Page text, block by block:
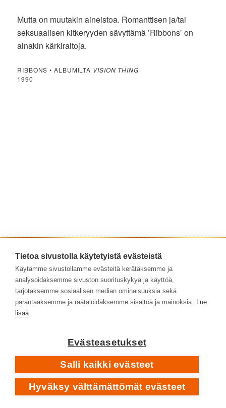
Mutta on muutakin aineistoa. Romanttisen ja/tai
seksuaalisen kitkeryyden sävyttämä ’Ribbons’ on
ainakin kärkiraitoja.
RIBBONS • ALBUMILTA VISION THING
1990
MyösVision Thingille
Eldritch haki sävellys- ja
tuotantoapua Jim Steinmanilta, nyt vain yhdelle
biisille. ’More’-eepoksesta tulikin sitten albumin
suosituin ja muistetuin raita. Kuorot ja
Steinmania. ”How can less be more? It’s impossible.
More is more!” Näinhän totesi jo sellainenkin
auktoriteetti kuin Yngwie Malmsteen.
MORE • ALBUMILTAVISION THING
Tietoa sivustolla käytetyistä evästeistä
Käytämme sivustollamme evästeitä kerätäksemme ja
analysoidaksemme sivuston suorituskykyä ja käyttöä,
tarjotaksemme sosiaalisen median ominaisuuksia sekä
parantaaksemme ja räätälöidäksemme sisältöä ja mainoksia. Lue
lisää
Evästeasetukset
Salli kaikki evästeet
Hyväksy välttämättömät evästeet